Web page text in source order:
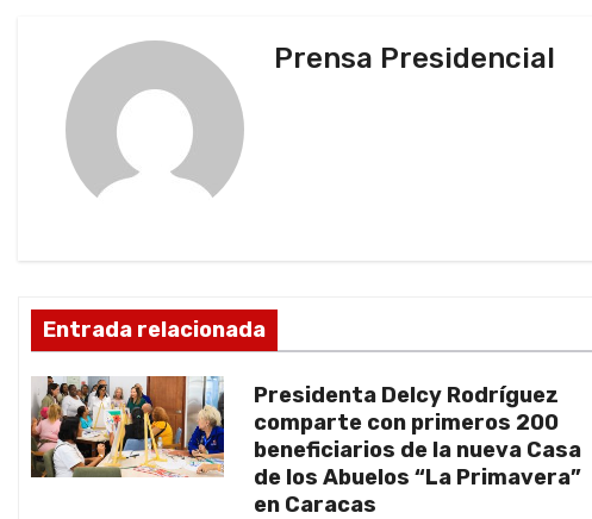
ó
n
d
e
Prensa Presidencial
Entrada relacionada
Presidenta Delcy Rodríguez
comparte con primeros 200
beneficiarios de la nueva Casa
de los Abuelos “La Primavera”
en Caracas